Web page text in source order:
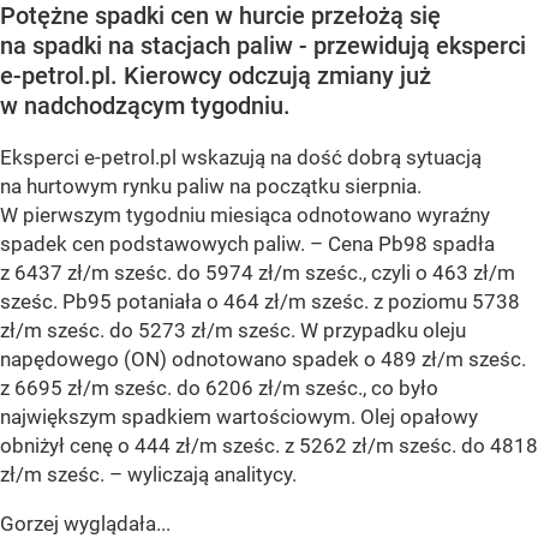
Potężne spadki cen w hurcie przełożą się
na spadki na stacjach paliw - przewidują eksperci
e-petrol.pl. Kierowcy odczują zmiany już
w nadchodzącym tygodniu.
Eksperci e-petrol.pl wskazują na dość dobrą sytuacją
na hurtowym rynku paliw na początku sierpnia.
W pierwszym tygodniu miesiąca odnotowano wyraźny
spadek cen podstawowych paliw. – Cena Pb98 spadła
z 6437 zł/m sześc. do 5974 zł/m sześc., czyli o 463 zł/m
sześc. Pb95 potaniała o 464 zł/m sześc. z poziomu 5738
zł/m sześc. do 5273 zł/m sześc. W przypadku oleju
napędowego (ON) odnotowano spadek o 489 zł/m sześc.
z 6695 zł/m sześc. do 6206 zł/m sześc., co było
największym spadkiem wartościowym. Olej opałowy
obniżył cenę o 444 zł/m sześc. z 5262 zł/m sześc. do 4818
zł/m sześc. – wyliczają analitycy.
Gorzej wyglądała...